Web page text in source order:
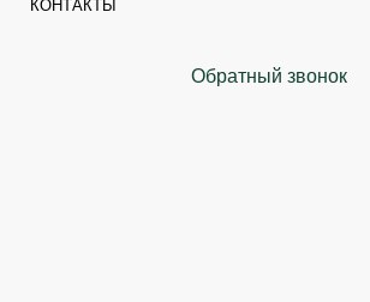
КОНТАКТЫ
Обратный звонок